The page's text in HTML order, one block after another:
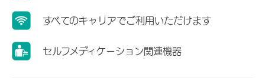
すべてのキャリアでご利用いただけます
セルフメディケーション関連機器